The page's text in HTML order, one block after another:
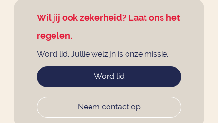
Wil jij ook zekerheid? Laat ons het
regelen.
Word lid. Jullie welzijn is onze missie.
Word lid
Neem contact op